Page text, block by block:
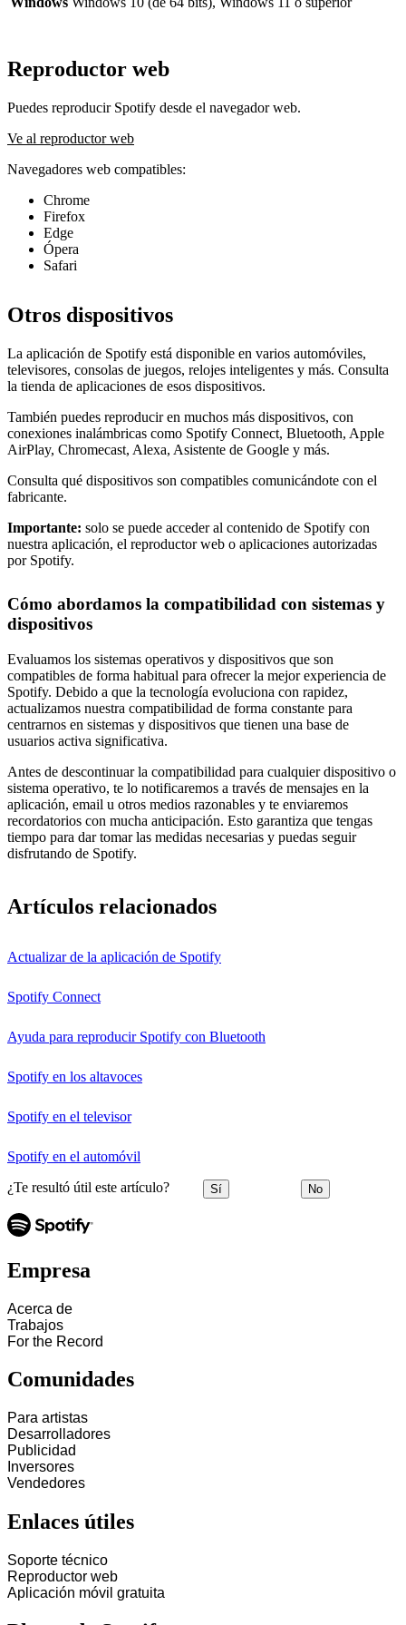
Reproductor web
Puedes reproducir Spotify desde el navegador web.
Ve al reproductor web
Navegadores web compatibles:
Chrome
Firefox
Edge
Ópera
Safari
Otros dispositivos
La aplicación de Spotify está disponible en varios automóviles,
televisores, consolas de juegos, relojes inteligentes y más. Consulta
la tienda de aplicaciones de esos dispositivos.
También puedes reproducir en muchos más dispositivos, con
conexiones inalámbricas como Spotify Connect, Bluetooth, Apple
AirPlay, Chromecast, Alexa, Asistente de Google y más.
Consulta qué dispositivos son compatibles comunicándote con el
fabricante.
Importante: solo se puede acceder al contenido de Spotify con
nuestra aplicación, el reproductor web o aplicaciones autorizadas
por Spotify.
Cómo abordamos la compatibilidad con sistemas y
dispositivos
Evaluamos los sistemas operativos y dispositivos que son
compatibles de forma habitual para ofrecer la mejor experiencia de
Spotify. Debido a que la tecnología evoluciona con rapidez,
actualizamos nuestra compatibilidad de forma constante para
centrarnos en sistemas y dispositivos que tienen una base de
usuarios activa significativa.
Antes de descontinuar la compatibilidad para cualquier dispositivo o
sistema operativo, te lo notificaremos a través de mensajes en la
aplicación, email u otros medios razonables y te enviaremos
recordatorios con mucha anticipación. Esto garantiza que tengas
tiempo para dar tomar las medidas necesarias y puedas seguir
disfrutando de Spotify.
Artículos relacionados
Actualizar de la aplicación de Spotify
Spotify Connect
Ayuda para reproducir Spotify con Bluetooth
Spotify en los altavoces
Spotify en el televisor
Spotify en el automóvil
¿Te resultó útil este artículo? Sí No
Empresa
Acerca de
Trabajos
For the Record
Comunidades
Para artistas
Desarrolladores
Publicidad
Inversores
Vendedores
Enlaces útiles
Soporte técnico
Reproductor web
Aplicación móvil gratuita